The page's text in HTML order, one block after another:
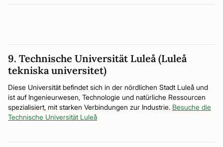
9. Technische Universität Luleå (Luleå
tekniska universitet)
Diese Universität befindet sich in der nördlichen Stadt Luleå und
ist auf Ingenieurwesen, Technologie und natürliche Ressourcen
spezialisiert, mit starken Verbindungen zur Industrie. Besuche die
Technische Universität Luleå